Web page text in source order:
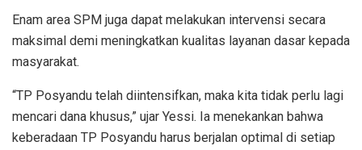
Enam area SPM juga dapat melakukan intervensi secara
maksimal demi meningkatkan kualitas layanan dasar kepada
masyarakat.
“TP Posyandu telah diintensifkan, maka kita tidak perlu lagi
mencari dana khusus,” ujar Yessi. Ia menekankan bahwa
keberadaan TP Posyandu harus berjalan optimal di setiap